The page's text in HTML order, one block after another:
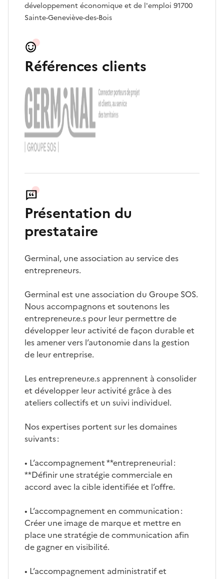
développement économique et de l'emploi 91700
Sainte-Geneviève-des-Bois
Références clients
Présentation du
prestataire
Germinal, une association au service des
entrepreneurs.
Germinal est une association du Groupe SOS.
Nous accompagnons et soutenons les
entrepreneur.e.s pour leur permettre de
développer leur activité de façon durable et
les amener vers l’autonomie dans la gestion
de leur entreprise.
Les entrepreneur.e.s apprennent à consolider
et développer leur activité grâce à des
ateliers collectifs et un suivi individuel.
Nos expertises portent sur les domaines
suivants :
• L’accompagnement **entrepreneurial :
**Définir une stratégie commerciale en
accord avec la cible identifiée et l’offre.
• L’accompagnement en communication :
Créer une image de marque et mettre en
place une stratégie de communication afin
de gagner en visibilité.
• L’accompagnement administratif et